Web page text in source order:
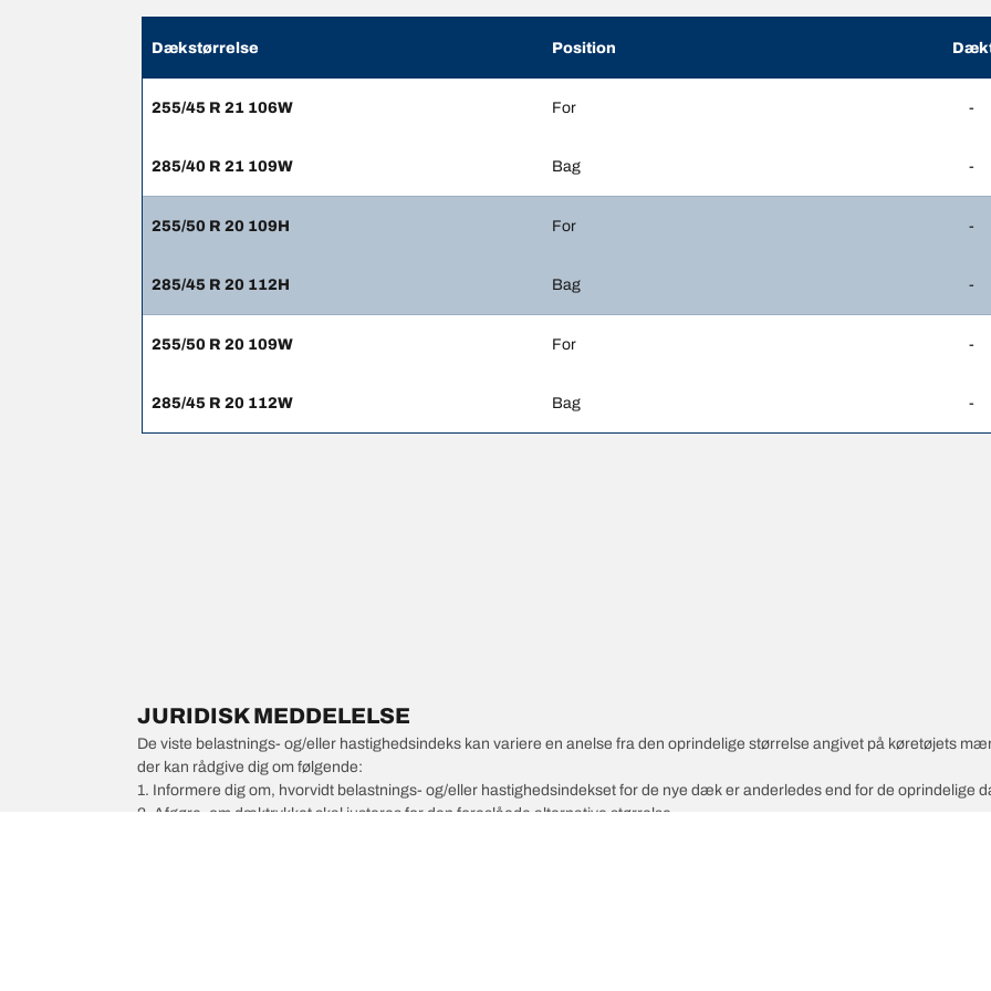
Dækstørrelse Position
255/45 R 21 106W For -
285/40 R 21 109W Bag -
255/50 R 20 109H For -
285/45 R 20 112H Bag -
255/50 R 20 109W For -
285/45 R 20 112W Bag -
JURIDISK MEDDELELSE
De viste belastnings- og/eller hastighedsindeks kan variere en anelse fra den oprindelige størrelse angivet på køretøjets
der kan rådgive dig om følgende:
1. Informere dig om, hvorvidt belastnings- og/eller hastighedsindekset for de nye dæk er anderledes end for de oprindelige
2. Afgøre, om dæktrykket skal justeres for den foreslåede alternative størrelse.